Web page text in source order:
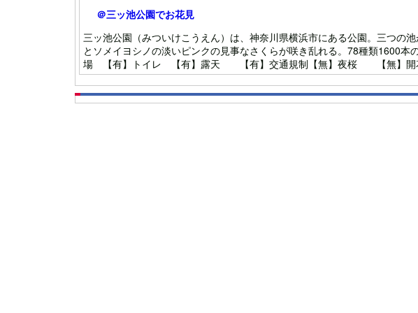
＠三ッ池公園でお花見
三ッ池公園（みついけこうえん）は、神奈川県横浜市にある公園。三つの
とソメイヨシノの淡いピンクの見事なさくらが咲き乱れる。78種類1600
場 【有】トイレ 【有】露天 【有】交通規制【無】夜桜 【無】開